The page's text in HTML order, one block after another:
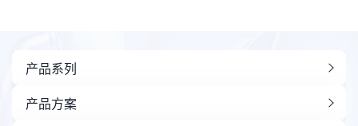
产品系列
产品方案